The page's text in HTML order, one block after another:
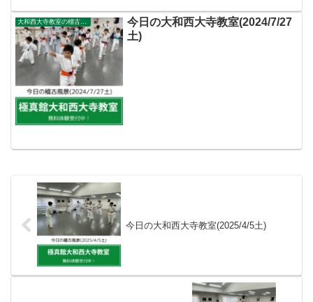
大和西大寺教室の稽古風景
今日の大和西大寺教室(2024/7/27
土)
今日の大和西大寺教室(2025/4/5土)